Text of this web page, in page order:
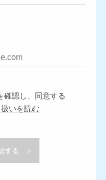
確認し、同意する
いを読む
する